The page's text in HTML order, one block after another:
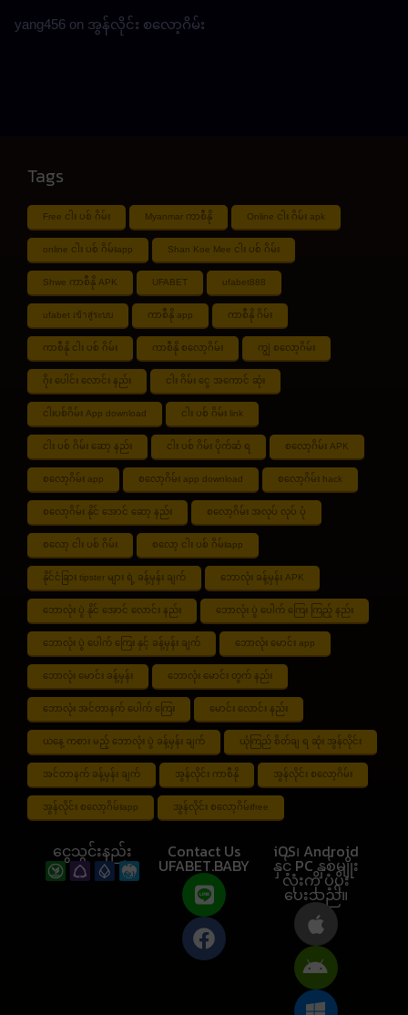
yang456 on အွန်လိုင်း စလော့ဂိမ်း
Tags
Free ငါး ပစ် ဂိမ်း Myanmar ကာစီနို Online ငါး ဂိမ်း apk
online ငါး ပစ် ဂိမ်းapp Shan Koe Mee ငါး ပစ် ဂိမ်း
Shwe ကာစီနို APK UFABET ufabet888
ufabet เข้าสู่ระบบ ကာစီနို app ကာစီနို ဂိမ်း
ကာစီနို ငါး ပစ် ဂိမ်း ကာစီနို စလော့ဂိမ်း ကျွဲ စလော့ဂိမ်း
ဂိုး ပေါင်း လောင်း နည်း ငါး ဂိမ်း ငွေ အကောင် ဆုံး
ငါးပစ်ဂိမ်း App download ငါး ပစ် ဂိမ်း link
ငါး ပစ် ဂိမ်း ဆော့ နည်း ငါး ပစ် ဂိမ်း ပိုက်ဆံ ရ စလော့ဂိမ်း APK
စလော့ဂိမ်း app စလော့ဂိမ်း app download စလော့ဂိမ်း hack
စလော့ဂိမ်း နိုင် အောင် ဆော့ နည်း စလော့ဂိမ်း အလုပ် လုပ် ပုံ
စလော့ ငါး ပစ် ဂိမ်း စလော့ ငါး ပစ် ဂိမ်းapp
နိုင်ငံခြား tipster များ ရဲ့ ခန့်မှန်း ချက် ဘောလုံး ခန့်မှန်း APK
ဘောလုံး ပွဲ နိုင် အောင် လောင်း နည်း ဘောလုံး ပွဲ ပေါက် ကြေး ကြည့် နည်း
ဘောလုံး ပွဲ ပေါက် ကြေး နှင့် ခန့်မှန်း ချက် ဘောလုံး မောင်း app
ဘောလုံး မောင်း ခန့်မှန်း ဘောလုံး မောင်း တွက် နည်း
ဘောလုံး အင်တာနက် ပေါက် ကြေး မောင်း လောင်း နည်း
ယနေ့ ကစား မည့် ဘောလုံး ပွဲ ခန့်မှန်း ချက် ယုံကြည် စိတ်ချ ရ ဆုံး အွန်လိုင်း
အင်တာနက် ခန့်မှန်း ချက် အွန်လိုင်း ကာစီနို အွန်လိုင်း စလော့ဂိမ်း
အွန်လိုင်း စလော့ဂိမ်းapp အွန်လိုင်း စလော့ဂိမ်းfree
ငွေသွင်းနည်း Contact Us
UFABET.BABY
iOS၊ Android
နှင့် PC နှစ်မျိုး
လုံးကို ပံ့ပိုး
ပေးသည်။